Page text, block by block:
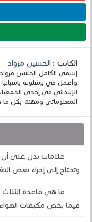
الكاتب :الحسين مزواد
وأعمل في برشلونة
الإبتدائي في إحدى
المعلوماتي ومهتم بكل ما
علامات تدل على
وتحتاج إلى إجراء بعض
ما هي قاعدة
فيما يخص مكيفات الهواء